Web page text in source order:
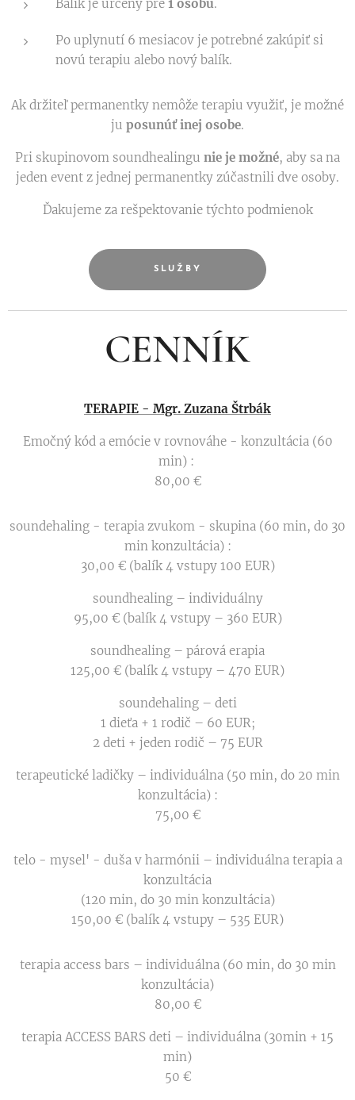
Balík je určený pre 1 osobu.
Po uplynutí 6 mesiacov je potrebné zakúpiť si
novú terapiu alebo nový balík.
Ak držiteľ permanentky nemôže terapiu využiť, je možné
ju posunúť inej osobe.
Pri skupinovom soundhealingu nie je možné, aby sa na
jeden event z jednej permanentky zúčastnili dve osoby.
Ďakujeme za rešpektovanie týchto podmienok
SLUŽBY
CENNÍK
TERAPIE - Mgr. Zuzana Štrbák
Emočný kód a emócie v rovnováhe - konzultácia (60
min) :
80,00 €
soundehaling - terapia zvukom - skupina (60 min, do 30
min konzultácia) :
30,00 € (balík 4 vstupy 100 EUR)
soundhealing – individuálny
95,00 € (balík 4 vstupy – 360 EUR)
soundhealing – párová erapia
125,00 € (balík 4 vstupy – 470 EUR)
soundehaling – deti
1 dieťa + 1 rodič – 60 EUR;
2 deti + jeden rodič – 75 EUR
terapeutické ladičky – individuálna (50 min, do 20 min
konzultácia) :
75,00 €
telo - mysel' - duša v harmónii – individuálna terapia a
konzultácia
(120 min, do 30 min konzultácia)
150,00 € (balík 4 vstupy – 535 EUR)
terapia access bars – individuálna (60 min, do 30 min
konzultácia)
80,00 €
terapia ACCESS BARS deti – individuálna (30min + 15
min)
50 €